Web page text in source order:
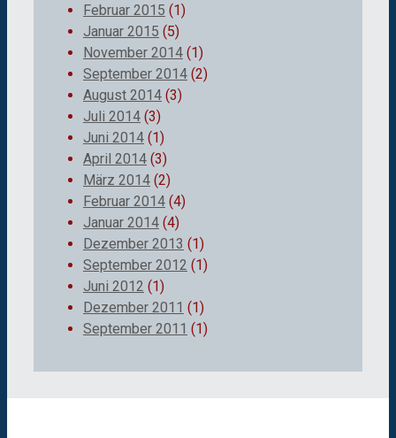
Februar 2015 (1)
Januar 2015 (5)
November 2014 (1)
September 2014 (2)
August 2014 (3)
Juli 2014 (3)
Juni 2014 (1)
April 2014 (3)
März 2014 (2)
Februar 2014 (4)
Januar 2014 (4)
Dezember 2013 (1)
September 2012 (1)
Juni 2012 (1)
Dezember 2011 (1)
September 2011 (1)